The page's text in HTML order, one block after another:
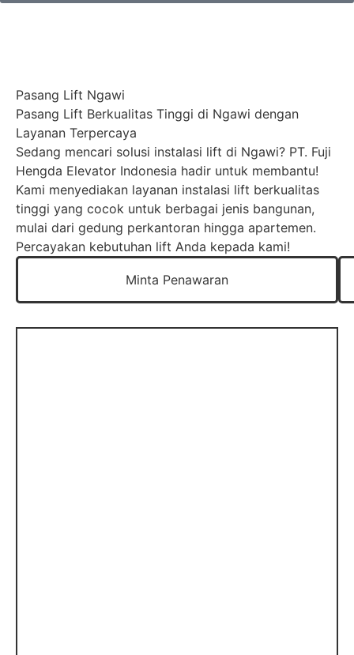
Pasang Lift Ngawi
Pasang Lift Berkualitas Tinggi di Ngawi dengan
Layanan Terpercaya
Sedang mencari solusi instalasi lift di Ngawi? PT. Fuji
Hengda Elevator Indonesia hadir untuk membantu!
Kami menyediakan layanan instalasi lift berkualitas
tinggi yang cocok untuk berbagai jenis bangunan,
mulai dari gedung perkantoran hingga apartemen.
Percayakan kebutuhan lift Anda kepada kami!
Minta Penawaran